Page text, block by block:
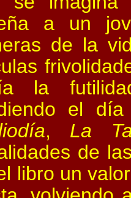
a un
de la
la
el
, La
de
libro un